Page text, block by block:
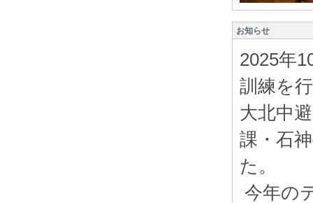
お知らせ
2025年
訓練を
大北中
課・石
た。
今年の